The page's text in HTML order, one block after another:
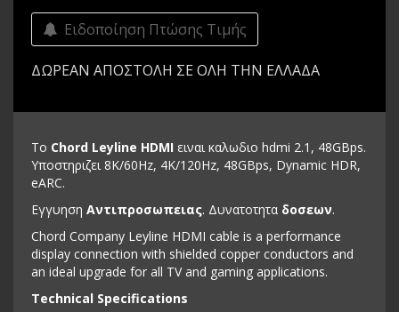
Ειδοποίηση Πτώσης Τιμής
ΔΩΡΕΑΝ ΑΠΟΣΤΟΛΗ ΣΕ ΟΛΗ ΤΗΝ ΕΛΛΑΔΑ
Το Chord Leyline HDMI ειναι καλωδιο hdmi 2.1, 48GBps.
Υποστηριζει 8K/60Hz, 4K/120Hz, 48GBps, Dynamic HDR,
eARC.
Εγγυηση Αντιπροσωπειας. Δυνατοτητα δοσεων.
Chord Company Leyline HDMI cable is a performance
display connection with shielded copper conductors and
an ideal upgrade for all TV and gaming applications.
Technical Specifications